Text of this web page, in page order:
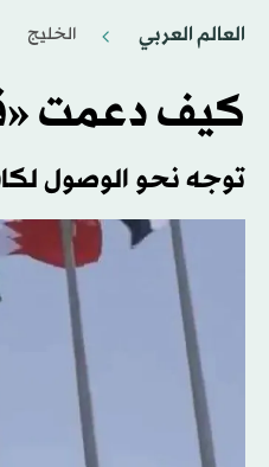
العالم العربي الخليج
كيف دعمت
توجه نحو الوصول